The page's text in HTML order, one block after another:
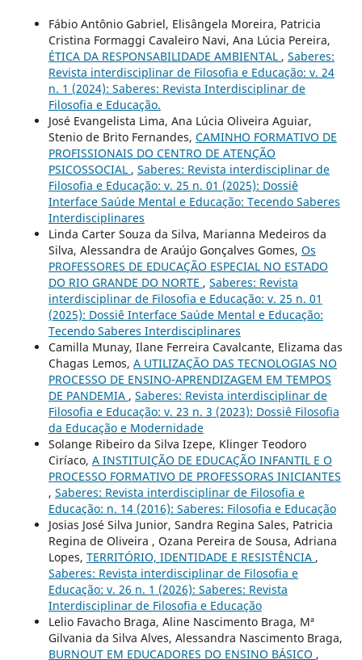
Fábio Antônio Gabriel, Elisângela Moreira, Patricia
Cristina Formaggi Cavaleiro Navi, Ana Lúcia Pereira,
ÉTICA DA RESPONSABILIDADE AMBIENTAL , Saberes:
Revista interdisciplinar de Filosofia e Educação: v. 24
n. 1 (2024): Saberes: Revista Interdisciplinar de
Filosofia e Educação.
José Evangelista Lima, Ana Lúcia Oliveira Aguiar,
Stenio de Brito Fernandes, CAMINHO FORMATIVO DE
PROFISSIONAIS DO CENTRO DE ATENÇÃO
PSICOSSOCIAL , Saberes: Revista interdisciplinar de
Filosofia e Educação: v. 25 n. 01 (2025): Dossiê
Interface Saúde Mental e Educação: Tecendo Saberes
Interdisciplinares
Linda Carter Souza da Silva, Marianna Medeiros da
Silva, Alessandra de Araújo Gonçalves Gomes, Os
PROFESSORES DE EDUCAÇÃO ESPECIAL NO ESTADO
DO RIO GRANDE DO NORTE , Saberes: Revista
interdisciplinar de Filosofia e Educação: v. 25 n. 01
(2025): Dossiê Interface Saúde Mental e Educação:
Tecendo Saberes Interdisciplinares
Camilla Munay, Ilane Ferreira Cavalcante, Elizama das
Chagas Lemos, A UTILIZAÇÃO DAS TECNOLOGIAS NO
PROCESSO DE ENSINO-APRENDIZAGEM EM TEMPOS
DE PANDEMIA , Saberes: Revista interdisciplinar de
Filosofia e Educação: v. 23 n. 3 (2023): Dossiê Filosofia
da Educação e Modernidade
Solange Ribeiro da Silva Izepe, Klinger Teodoro
Ciríaco, A INSTITUIÇÃO DE EDUCAÇÃO INFANTIL E O
PROCESSO FORMATIVO DE PROFESSORAS INICIANTES
, Saberes: Revista interdisciplinar de Filosofia e
Educação: n. 14 (2016): Saberes: Filosofia e Educação
Josias José Silva Junior, Sandra Regina Sales, Patricia
Regina de Oliveira , Ozana Pereira de Sousa, Adriana
Lopes, TERRITÓRIO, IDENTIDADE E RESISTÊNCIA ,
Saberes: Revista interdisciplinar de Filosofia e
Educação: v. 26 n. 1 (2026): Saberes: Revista
Interdisciplinar de Filosofia e Educação
Lelio Favacho Braga, Aline Nascimento Braga, Mª
Gilvania da Silva Alves, Alessandra Nascimento Braga,
BURNOUT EM EDUCADORES DO ENSINO BÁSICO ,